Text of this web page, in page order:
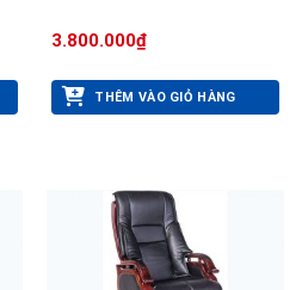
3.800.000₫
THÊM VÀO GIỎ HÀNG